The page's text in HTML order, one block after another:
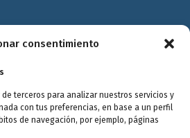
consentimiento
terceros para analizar nuestros servicios y
con tus preferencias, en base a un perfil
de navegación, por ejemplo, páginas